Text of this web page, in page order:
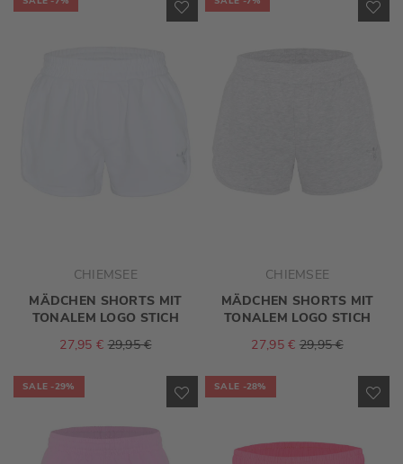
ZUR
CHIEMSEE
MÄDCHEN SHORTS MIT
TONALEM LOGO STICH
27,95 € 29,95 €
CHIEMSEE
MÄDCHEN SHORTS MIT
TONALEM LOGO STICH
27,95 € 29,95 €
SALE -29%
ZUR
HINZUFÜGEN
SALE -28%